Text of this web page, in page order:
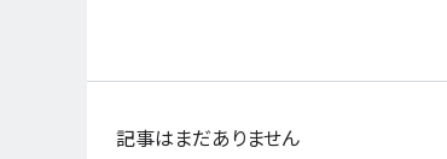
記事はまだありません